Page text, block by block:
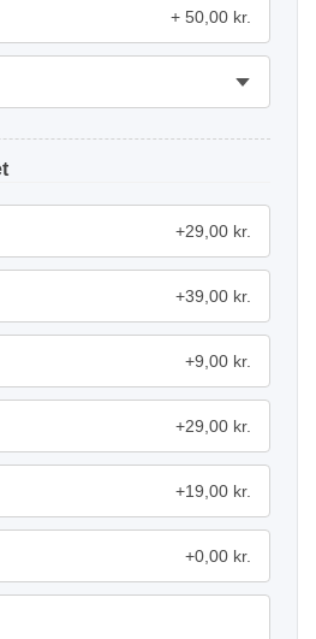
50,00 kr.
+29,00 kr.
+39,00 kr.
+9,00 kr.
+29,00 kr.
+19,00 kr.
+0,00 kr.